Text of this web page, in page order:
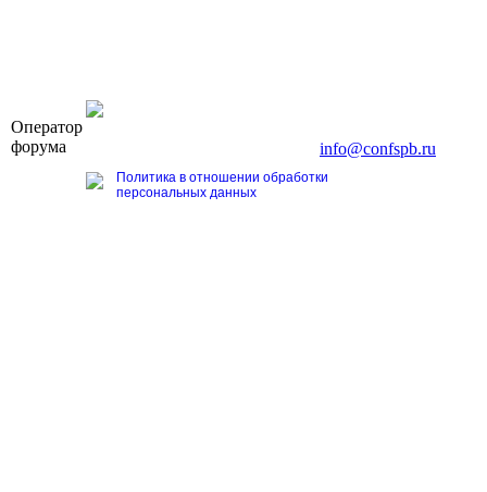
Оператор
форума
info@confspb.ru
Политика в отношении обработки
персональных данных